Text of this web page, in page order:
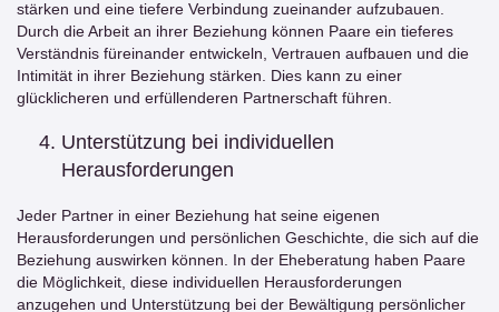
stärken und eine tiefere Verbindung zueinander aufzubauen.
Durch die Arbeit an ihrer Beziehung können Paare ein tieferes
Verständnis füreinander entwickeln, Vertrauen aufbauen und die
Intimität in ihrer Beziehung stärken. Dies kann zu einer
glücklicheren und erfüllenderen Partnerschaft führen.
Unterstützung bei individuellen
Herausforderungen
Jeder Partner in einer Beziehung hat seine eigenen
Herausforderungen und persönlichen Geschichte, die sich auf die
Beziehung auswirken können. In der Eheberatung haben Paare
die Möglichkeit, diese individuellen Herausforderungen
anzugehen und Unterstützung bei der Bewältigung persönlicher